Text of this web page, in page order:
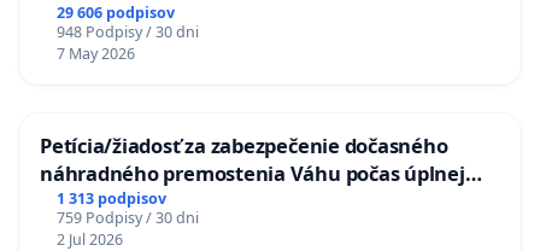
29 606 podpisov
948 Podpisy / 30 dni
7 May 2026
Petícia/žiadosť za zabezpečenie dočasného
náhradného premostenia Váhu počas úplnej
uzávery Vážskeho mosta v Komárne
1 313 podpisov
759 Podpisy / 30 dni
2 Jul 2026